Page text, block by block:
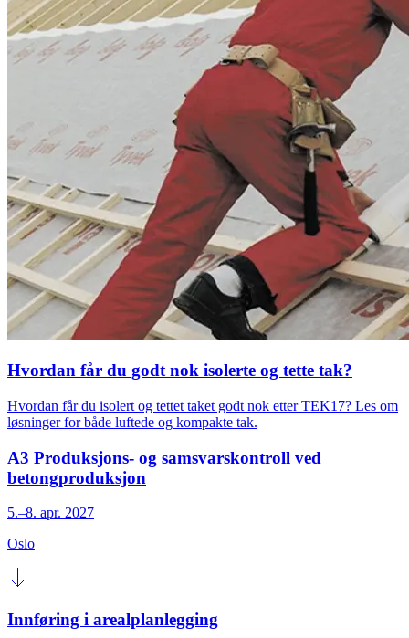
Hvordan får du godt nok isolerte og tette tak?
Hvordan får du isolert og tettet taket godt nok etter TEK17? Les om
løsninger for både luftede og kompakte tak.
A3 Produksjons- og samsvarskontroll ved
betongproduksjon
5.–8. apr. 2027
Oslo
Innføring i arealplanlegging